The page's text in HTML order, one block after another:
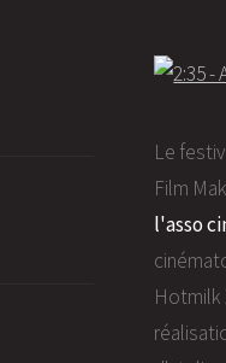
Le
Film
l'asso
Hotmilk